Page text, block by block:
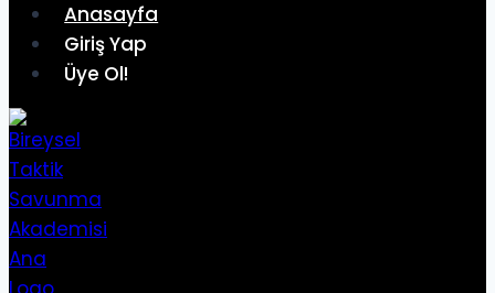
Anasayfa
Giriş Yap
Üye Ol!